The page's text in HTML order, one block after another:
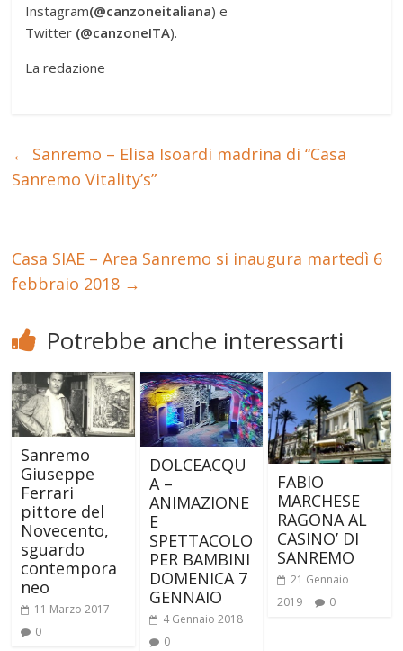
Instagram(@canzoneitaliana) e
Twitter (@canzoneITA).
La redazione
← Sanremo – Elisa Isoardi madrina di “Casa
Sanremo Vitality’s”
Casa SIAE – Area Sanremo si inaugura martedì 6
febbraio 2018 →
Potrebbe anche interessarti
Sanremo
Giuseppe
Ferrari
pittore del
Novecento,
sguardo
contempora
neo
11 Marzo 2017
0
DOLCEACQU
A –
ANIMAZIONE
E
SPETTACOLO
PER BAMBINI
DOMENICA 7
GENNAIO
4 Gennaio 2018
0
FABIO
MARCHESE
RAGONA AL
CASINO’ DI
SANREMO
21 Gennaio
2019
0